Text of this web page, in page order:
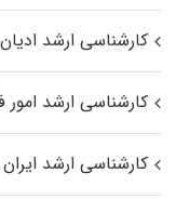
کارشناسی ارشد
کارشناسی ارشد امور
کارشناسی ارشد